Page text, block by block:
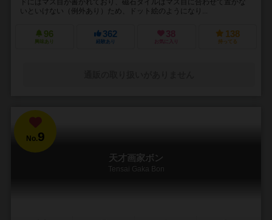
ドにはマス目が書かれており、磁石タイルはマス目に合わせて置かな
いといけない（例外あり）ため、ドット絵のようになり...
96
興味あり
362
経験あり
38
お気に入り
138
持ってる
No.9
天才画家ボン
Tensai Gaka Bon